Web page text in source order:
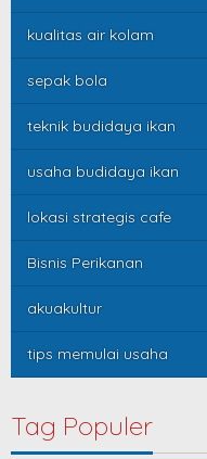
kualitas air kolam
sepak bola
teknik budidaya ikan
usaha budidaya ikan
lokasi strategis cafe
Bisnis Perikanan
akuakultur
tips memulai usaha
Tag Populer